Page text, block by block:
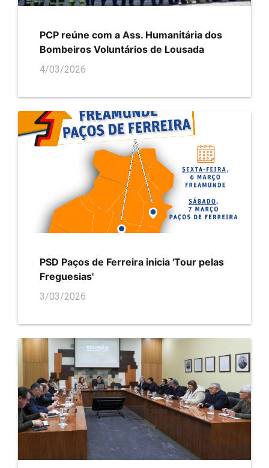
PCP reúne com a Ass. Humanitária dos
Bombeiros Voluntários de Lousada
4/03/2026
PSD Paços de Ferreira inicia 'Tour pelas
Freguesias'
3/03/2026